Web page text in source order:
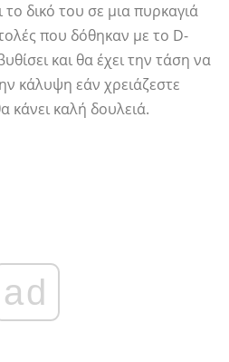
δικό του σε μια πυρκαγιά
που δόθηκαν με το D-
και θα έχει την τάση να
κάλυψη εάν χρειάζεστε
κάνει καλή δουλειά.
ad